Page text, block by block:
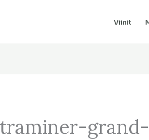
Viinit